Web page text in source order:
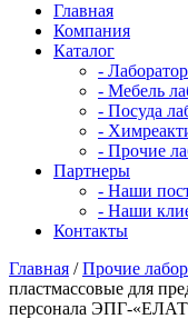
Главная
Компания
Каталог
-
- Мебель
- Посуда
-
- Прочие
Партнеры
- Наши
- Наши
Контакты
Главная /Прочие
пластмассовые для
персонала ЭПГ-